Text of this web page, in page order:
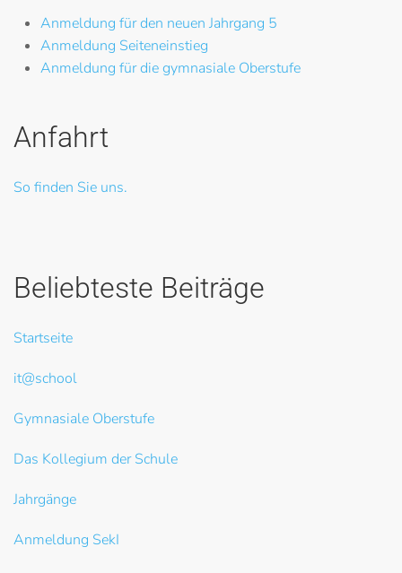
Anmeldung für den neuen Jahrgang 5
Anmeldung Seiteneinstieg
Anmeldung für die gymnasiale Oberstufe
Anfahrt
So finden Sie uns.
Beliebteste Beiträge
Startseite
it@school
Gymnasiale Oberstufe
Das Kollegium der Schule
Jahrgänge
Anmeldung SekI